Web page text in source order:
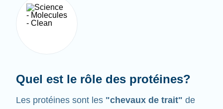
Quel est le rôle des protéines?
Les protéines sont les "chevaux de trait" de